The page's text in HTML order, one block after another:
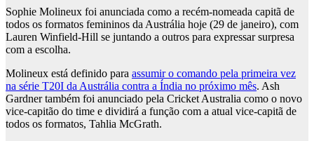
Sophie Molineux foi anunciada como a recém-nomeada capitã de
todos os formatos femininos da Austrália hoje (29 de janeiro), com
Lauren Winfield-Hill se juntando a outros para expressar surpresa
com a escolha.
Molineux está definido para assumir o comando pela primeira vez
na série T20I da Austrália contra a Índia no próximo mês. Ash
Gardner também foi anunciado pela Cricket Australia como o novo
vice-capitão do time e dividirá a função com a atual vice-capitã de
todos os formatos, Tahlia McGrath.